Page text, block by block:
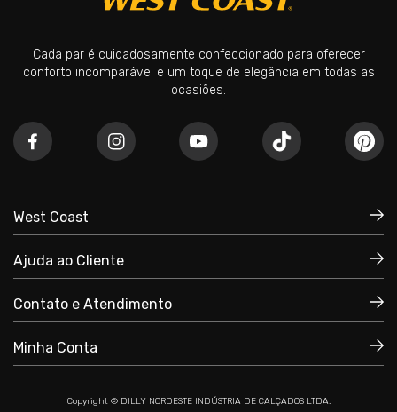
Cada par é cuidadosamente confeccionado para oferecer
conforto incomparável e um toque de elegância em todas as
ocasiões.
West Coast
Quem Somos
Ajuda ao Cliente
Trocas e Devoluções
Dúvidas Frequentes
Contato e Atendimento
+55 51 3035-4500
Minha Conta
Copyright © DILLY NORDESTE INDÚSTRIA DE CALÇADOS LTDA.